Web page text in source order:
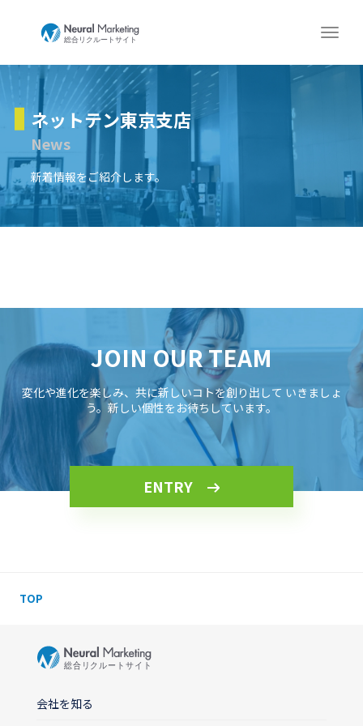
ネットテン東京支店
News
新着情報をご紹介します。
JOIN OUR TEAM
変化や進化を楽しみ、共に新しいコトを創り出して いきましょ
う。新しい個性をお待ちしています。
ENTRY
TOP
会社を知る